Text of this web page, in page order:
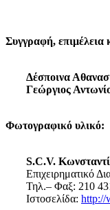
Συγγραφή, επιμέλεια
Δέσποινα
Γεώργιος
Φωτογραφικό υλικό:
S.C.V.
Επιχειρηματικό
Τηλ.– Φαξ: 210
Ιστοσελίδα: http://